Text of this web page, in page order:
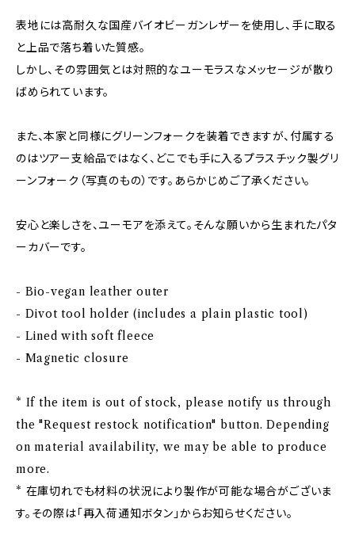
表地には高耐久な国産バイオビーガンレザーを使用し、手に取る
と上品で落ち着いた質感。
しかし、その雰囲気とは対照的なユーモラスなメッセージが散り
ばめられています。
また、本家と同様にグリーンフォークを装着できますが、付属する
のはツアー支給品ではなく、どこでも手に入るプラスチック製グリ
ーンフォーク（写真のもの）です。あらかじめご了承ください。
安心と楽しさを、ユーモアを添えて。そんな願いから生まれたパタ
ーカバーです。
- Bio-vegan leather outer
- Divot tool holder (includes a plain plastic tool)
- Lined with soft fleece
- Magnetic closure
* If the item is out of stock, please notify us through
the "Request restock notification" button. Depending
on material availability, we may be able to produce
more.
* 在庫切れでも材料の状況により製作が可能な場合がございま
す。その際は「再入荷通知ボタン」からお知らせください。